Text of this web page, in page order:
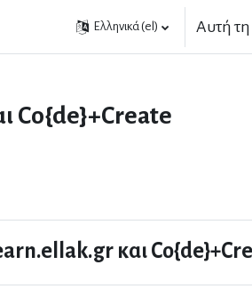
Ελληνικά ‎(el)‎ Αυτή τη
Co{de}+Create
και